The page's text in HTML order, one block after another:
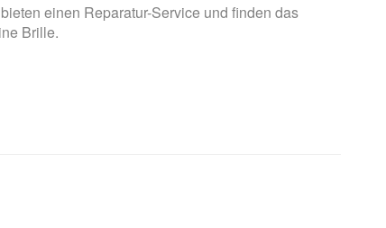
einen Reparatur-Service und finden das
Brille.